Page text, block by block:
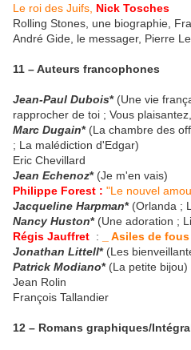
Le roi des Juifs, Nick Tosches
Rolling Stones, une biographie,
André Gide, le messager, Pierre
11 – Auteurs francophones
Jean-Paul Dubois*(Une vie
rapprocher de toi ; Vous
Marc Dugain*(La chambre des
; La malédiction d'Edgar)
Eric Chevillard
Jean Echenoz*(Je m'en vais)
Philippe Forest : "Le nouvel
Jacqueline Harpman*(Orlanda ;
Nancy Huston*(Une adoration ;
Régis Jauffret :
_ Asiles de fous
Jonathan Littell*(Les
Patrick Modiano*(La petite bijou)
Jean Rolin
François Tallandier
12 – Romans graphiques/